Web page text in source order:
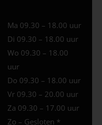
Ma 09.30 – 18.00 uur
Di 09.30 – 18.00 uur
Wo 09.30 – 18.00
uur
Do 09.30 – 18.00 uur
Vr 09.30 – 20.00 uur
Za 09.30 – 17.00 uur
Zo – Gesloten *